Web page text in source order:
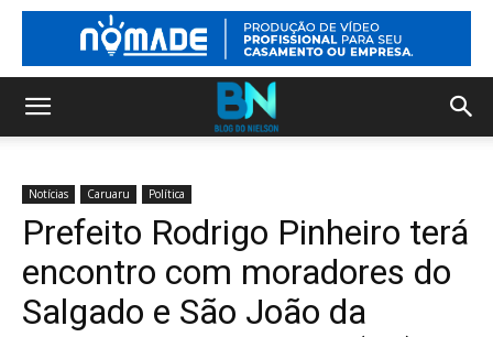
Notícias Caruaru Política
Prefeito Rodrigo Pinheiro terá
encontro com moradores do
Salgado e São João da